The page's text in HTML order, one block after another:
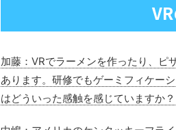
加藤：VRでラーメンを作ったり、ピ
あります。研修でもゲーミフィケー
はどういった感触を感じていますか？